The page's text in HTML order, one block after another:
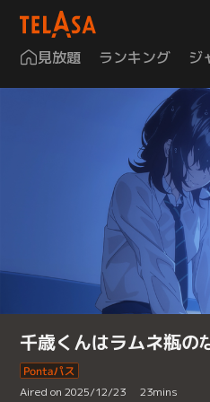
見放題 ランキング ジ
千歳くんはラムネ瓶の
Aired on 2025/12/23 23mins